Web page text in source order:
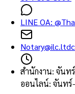
LINE OA:
Notary@ilc.ltd
สำนักงาน: จันท
ออนไลน์: จันทร์